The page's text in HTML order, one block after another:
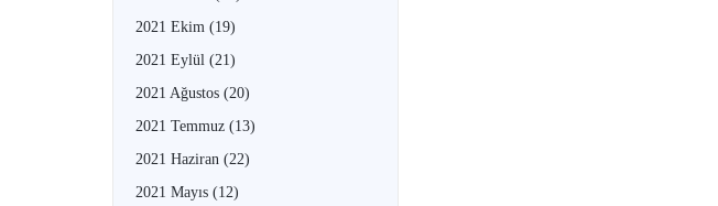
2021 Ekim (19)
2021 Eylül (21)
2021 Ağustos (20)
2021 Temmuz (13)
2021 Haziran (22)
2021 Mayıs (12)